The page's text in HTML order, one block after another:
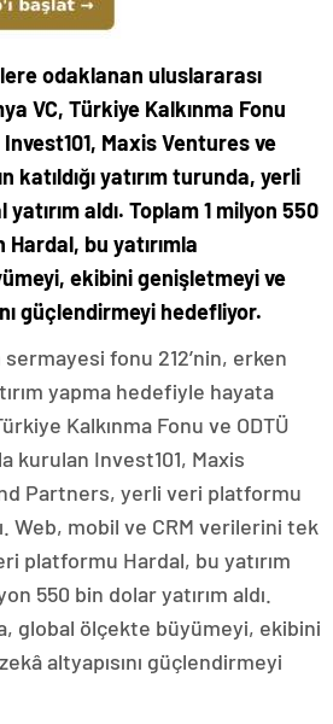
odaklanan uluslararası
VC, Türkiye Kalkınma Fonu
Maxis Ventures ve
katıldığı yatırım turunda, yerli
aldı. Toplam 1 milyon 550
Hardal, bu yatırımla
ekibini genişletmeyi ve
güçlendirmeyi hedefliyor.
fonu 212’nin, erken
yapma hedefiyle hayata
Kalkınma Fonu ve ODTÜ
kurulan Invest101, Maxis
Partners, yerli veri platformu
Web, mobil ve CRM verilerini tek
platformu Hardal, bu yatırım
550 bin dolar yatırım aldı.
global ölçekte büyümeyi, ekibini
altyapısını güçlendirmeyi